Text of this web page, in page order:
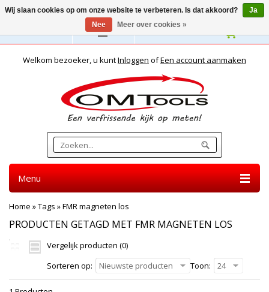
Nederlands
Welkom bezoeker, u kuntInloggen ofEen account aanmaken
Menu
Home »Tags »FMR magneten los
PRODUCTEN GETAGD MET FMR MAGNETEN LOS
Vergelijk producten (0)
Sorteren op:
Nieuwste producten Toon: 24
Wij slaan cookies op om onze website te verbeteren. Is dat akkoord?
Ja
Nee
Meer over cookies »